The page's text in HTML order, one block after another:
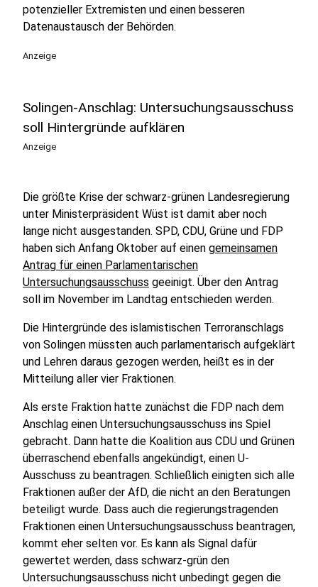
potenzieller Extremisten und einen besseren
Datenaustausch der Behörden.
Anzeige
Solingen-Anschlag: Untersuchungsausschuss
soll Hintergründe aufklären
Anzeige
Die größte Krise der schwarz-grünen Landesregierung
unter Ministerpräsident Wüst ist damit aber noch
lange nicht ausgestanden. SPD, CDU, Grüne und FDP
haben sich Anfang Oktober auf einen gemeinsamen
Antrag für einen Parlamentarischen
Untersuchungsausschuss geeinigt. Über den Antrag
soll im November im Landtag entschieden werden.
Die Hintergründe des islamistischen Terroranschlags
von Solingen müssten auch parlamentarisch aufgeklärt
und Lehren daraus gezogen werden, heißt es in der
Mitteilung aller vier Fraktionen.
Als erste Fraktion hatte zunächst die FDP nach dem
Anschlag einen Untersuchungsausschuss ins Spiel
gebracht. Dann hatte die Koalition aus CDU und Grünen
überraschend ebenfalls angekündigt, einen U-
Ausschuss zu beantragen. Schließlich einigten sich alle
Fraktionen außer der AfD, die nicht an den Beratungen
beteiligt wurde. Dass auch die regierungstragenden
Fraktionen einen Untersuchungsausschuss beantragen,
kommt eher selten vor. Es kann als Signal dafür
gewertet werden, dass schwarz-grün den
Untersuchungsausschuss nicht unbedingt gegen die